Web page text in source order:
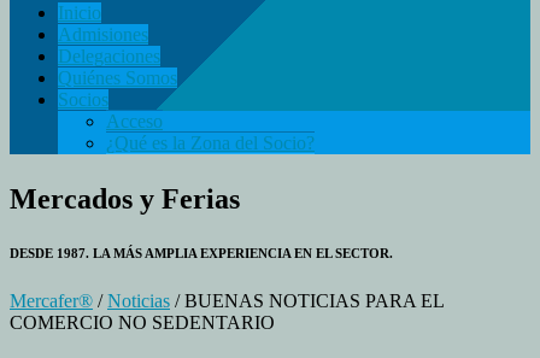
Inicio
Admisiones
Delegaciones
Quiénes Somos
Socios
Acceso
¿Qué es la Zona del Socio?
Mercados y Ferias
DESDE 1987. LA MÁS AMPLIA EXPERIENCIA EN EL SECTOR.
Mercafer® /Noticias / BUENAS NOTICIAS PARA EL
COMERCIO NO SEDENTARIO